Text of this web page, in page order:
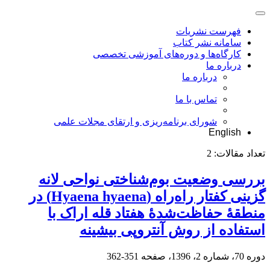
فهرست نشریات
سامانه نشر کتاب
کارگاه‌ها و دوره‌های آموزشی تخصصی
درباره ما
درباره ما
تماس با ما
شورای برنامه‌ریزی و ارتقای مجلات علمی
English
تعداد مقالات: 2
بررسی وضعیت بوم‌شناختی نواحی لانه
گزینی کفتار راه‌راه (Hyaena hyaena) در
منطقۀ حفاظت‌شدۀ هفتاد قله اراک با
استفاده از روش آنتروپی بیشینه
دوره 70، شماره 2، 1396، صفحه 351-362